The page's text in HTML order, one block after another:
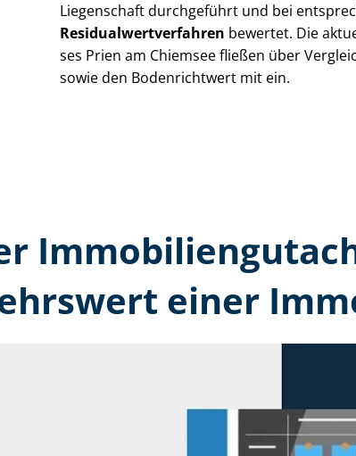
Liegenschaft durchgeführt und bei
Re­si­du­al­wert­ver­fah­ren bewertet. Die
ses Prien am Chiemsee fließen über
sowie den Bodenrichtwert mit ein.
einer